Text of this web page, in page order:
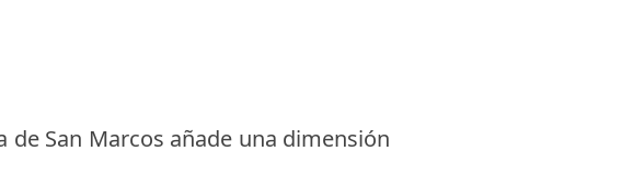
de San Marcos añade una dimensión